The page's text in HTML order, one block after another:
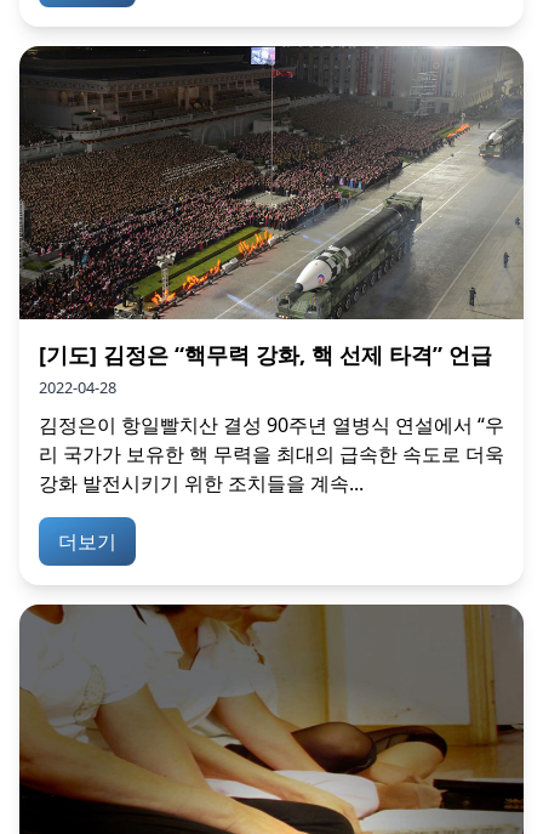
[기도] 김정은 “핵무력 강화, 핵 선제 타격” 언급
2022-04-28
김정은이 항일빨치산 결성 90주년 열병식 연설에서 “우
리 국가가 보유한 핵 무력을 최대의 급속한 속도로 더욱
강화 발전시키기 위한 조치들을 계속...
더보기